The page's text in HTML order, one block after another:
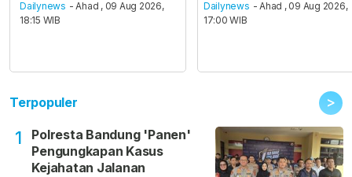
Dailynews - Ahad , 09 Aug 2026,
18:15 WIB
Dailynews - Ahad , 09 Aug 2026,
17:00 WIB
Terpopuler >
1
Polresta Bandung 'Panen'
Pengungkapan Kasus
Kejahatan Jalanan